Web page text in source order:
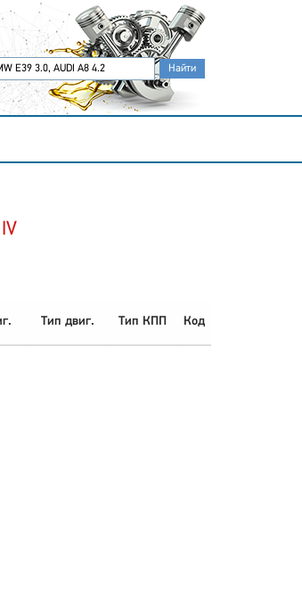
Тип двиг. Тип КПП Код